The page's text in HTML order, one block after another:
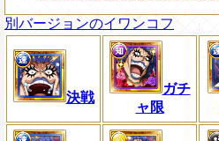
別バージョンのイワンコフ
決戦
ガチ
ャ限